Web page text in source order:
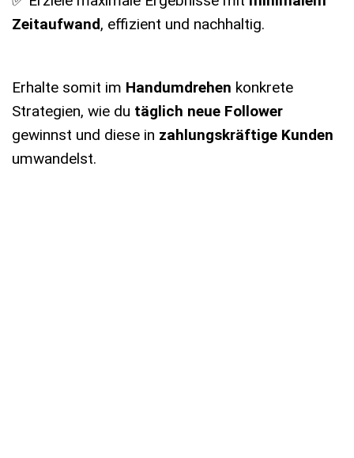
Zeitaufwand, effizient und nachhaltig.
Erhalte somit im Handumdrehen konkrete
Strategien, wie du täglich neue Follower
gewinnst und diese in zahlungskräftige Kunden
umwandelst.